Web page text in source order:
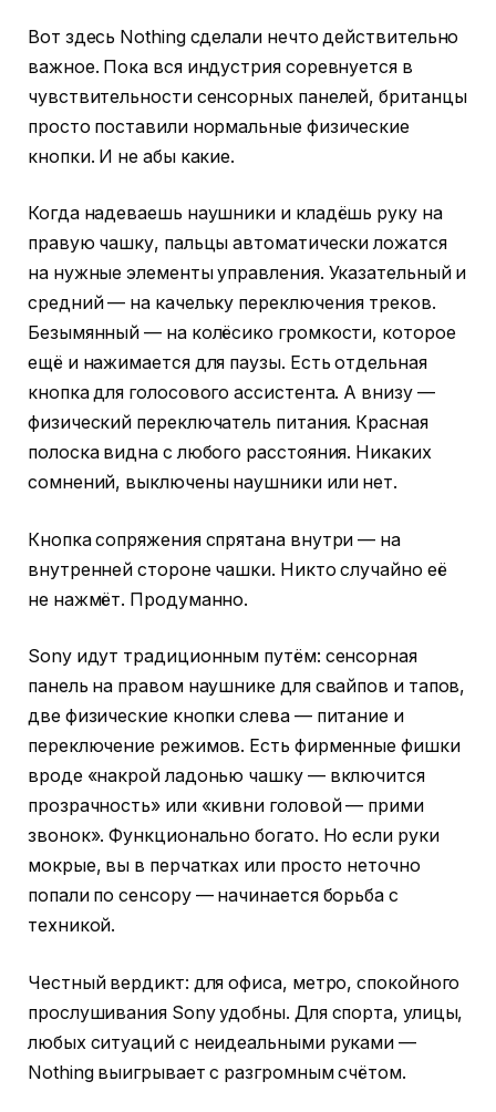
Вот здесь Nothing сделали нечто действительно
важное. Пока вся индустрия соревнуется в
чувствительности сенсорных панелей, британцы
просто поставили нормальные физические
кнопки. И не абы какие.
Когда надеваешь наушники и кладёшь руку на
правую чашку, пальцы автоматически ложатся
на нужные элементы управления. Указательный и
средний — на качельку переключения треков.
Безымянный — на колёсико громкости, которое
ещё и нажимается для паузы. Есть отдельная
кнопка для голосового ассистента. А внизу —
физический переключатель питания. Красная
полоска видна с любого расстояния. Никаких
сомнений, выключены наушники или нет.
Кнопка сопряжения спрятана внутри — на
внутренней стороне чашки. Никто случайно её
не нажмёт. Продуманно.
Sony идут традиционным путём: сенсорная
панель на правом наушнике для свайпов и тапов,
две физические кнопки слева — питание и
переключение режимов. Есть фирменные фишки
вроде «накрой ладонью чашку — включится
прозрачность» или «кивни головой — прими
звонок». Функционально богато. Но если руки
мокрые, вы в перчатках или просто неточно
попали по сенсору — начинается борьба с
техникой.
Честный вердикт: для офиса, метро, спокойного
прослушивания Sony удобны. Для спорта, улицы,
любых ситуаций с неидеальными руками —
Nothing выигрывает с разгромным счётом.